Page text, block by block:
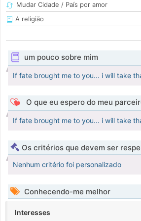
Mudar Cidade / País por amor
A religião
um pouco sobre mim
If fate brought me to you... i will take
O que eu espero do meu
If fate brought me to you... i will take
Os critérios que devem ser
Nenhum critério foi personalizado
Conhecendo-me melhor
Interesses